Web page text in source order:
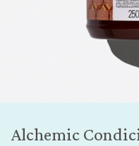
Alchemic